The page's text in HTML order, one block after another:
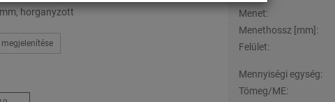
horganyzott
Menet:
Menethossz [mm]:
Felület:
Mennyiségi egység:
Tömeg/ME: